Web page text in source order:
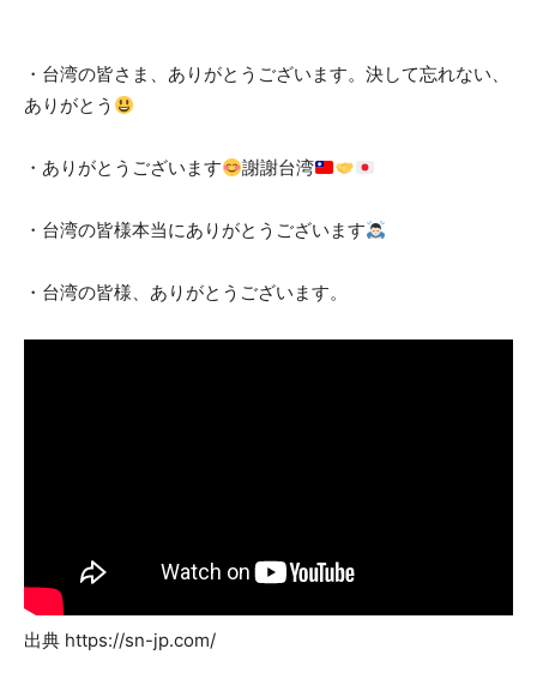
・台湾の皆さま、ありがとうございます。決して忘れない、
ありがとう
・ありがとうございます 謝謝台湾
・台湾の皆様本当にありがとうございます
・台湾の皆様、ありがとうございます。
出典 https://sn-jp.com/